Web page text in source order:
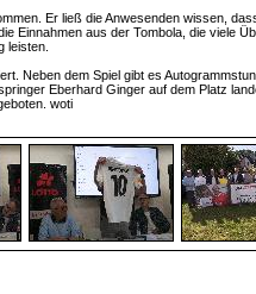
Er ließ die Anwesenden wissen,
Einnahmen aus der Tombola, die viele
leisten.
Neben dem Spiel gibt es
Eberhard Ginger auf dem Platz
woti